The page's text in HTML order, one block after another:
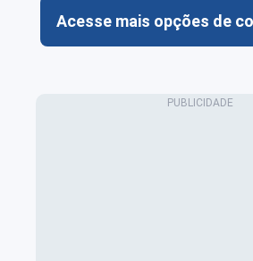
Acesse mais opções de